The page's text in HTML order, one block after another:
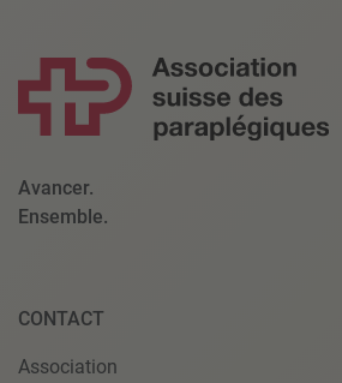
Avancer.
Ensemble.
CONTACT
Association